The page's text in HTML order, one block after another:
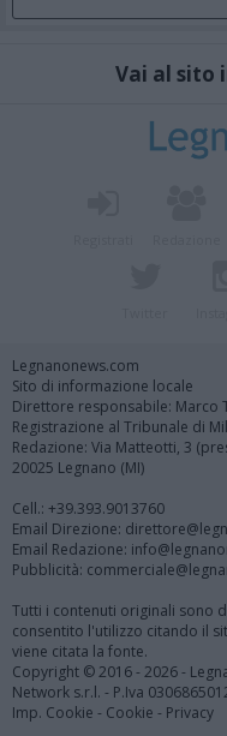
Vai al sito
Legnanonews.com
Sito di informazione locale
Direttore responsabile: Marco
Registrazione al Tribunale di
Redazione: Via Matteotti, 3
20025 Legnano (MI)
Cell.: +39.393.9013760
Email Direzione:
Email Redazione:
Pubblicità:
Tutti i contenuti originali sono
consentito l'utilizzo citando il
viene citata la fonte.
Copyright © 2016 - 2026 -
Network s.r.l. - P.Iva
Imp. Cookie - Cookie - Privacy